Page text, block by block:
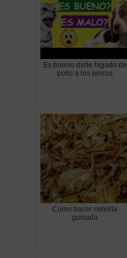
Es bueno darle higado de
pollo a los perros
Como hacer cebolla
guisada